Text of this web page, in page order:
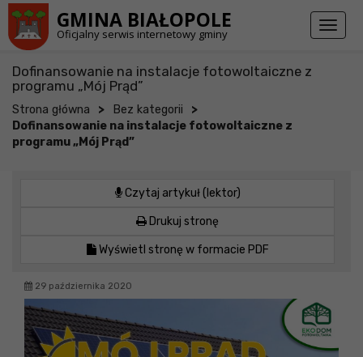
GMINA BIAŁOPOLE
Oficjalny serwis internetowy gminy
Toggle
Dofinansowanie na instalacje fotowoltaiczne z
programu „Mój Prąd”
Strona główna > Bez kategorii >
Dofinansowanie na instalacje fotowoltaiczne z
programu „Mój Prąd”
Czytaj artykuł (lektor)
Drukuj stronę
Wyświetl stronę w formacie PDF
29 października 2020